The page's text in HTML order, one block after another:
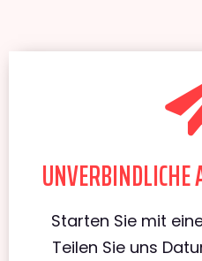
UNVERBINDLICHE
Starten Sie mit
Teilen Sie uns